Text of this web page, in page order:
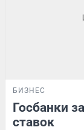
БИЗНЕС
Госбанки
ставок